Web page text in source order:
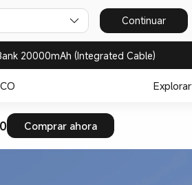
Continuar
20000mAh (Integrated Cable)
Explorar
Comprar ahora